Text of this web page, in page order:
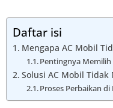
Daftar isi
Mengapa AC Mobil
Pentingnya Memilih
Solusi AC Mobil
Proses Perbaikan